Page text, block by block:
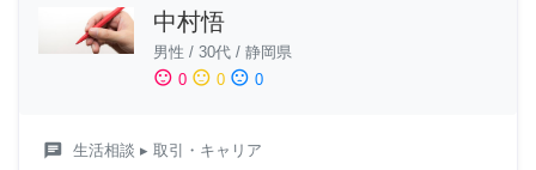
中村悟
男性 / 30代 / 静岡県
sentiment_satisfied 0 sentiment_neutral 0 sentiment_dissatisfied 0
chat 生活相談 ▸ 取引・キャリア